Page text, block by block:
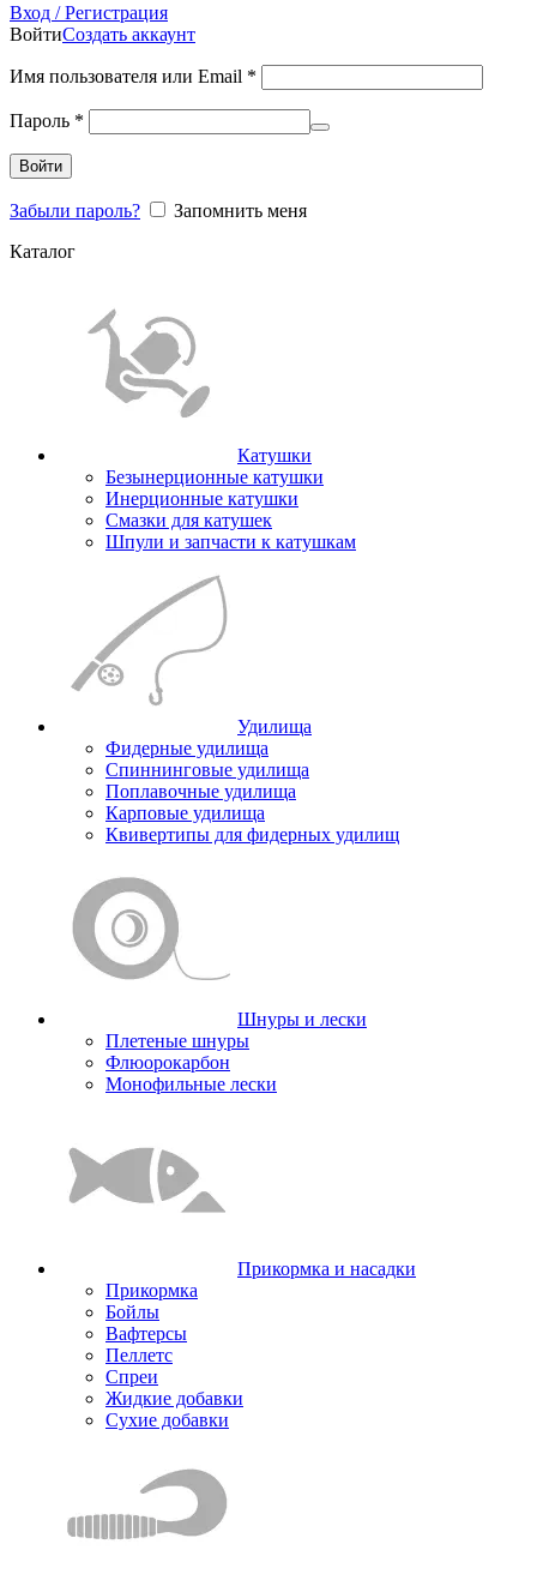
Вход / Регистрация
ВойтиСоздать аккаунт
Имя пользователя или Email *
Пароль *
Войти
Забыли пароль?
Запомнить меня
Каталог
Катушки
Безынерционные катушки
Инерционные катушки
Смазки для катушек
Шпули и запчасти к катушкам
Удилища
Фидерные удилища
Спиннинговые удилища
Поплавочные удилища
Карповые удилища
Квивертипы для фидерных удилищ
Шнуры и лески
Плетеные шнуры
Флюорокарбон
Монофильные лески
Прикормка и насадки
Прикормка
Бойлы
Вафтерсы
Пеллетс
Спреи
Жидкие добавки
Сухие добавки